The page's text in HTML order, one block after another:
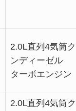
2.0L直列4気筒
ンディーゼル
ターボエンジン
2.0L直列4気筒